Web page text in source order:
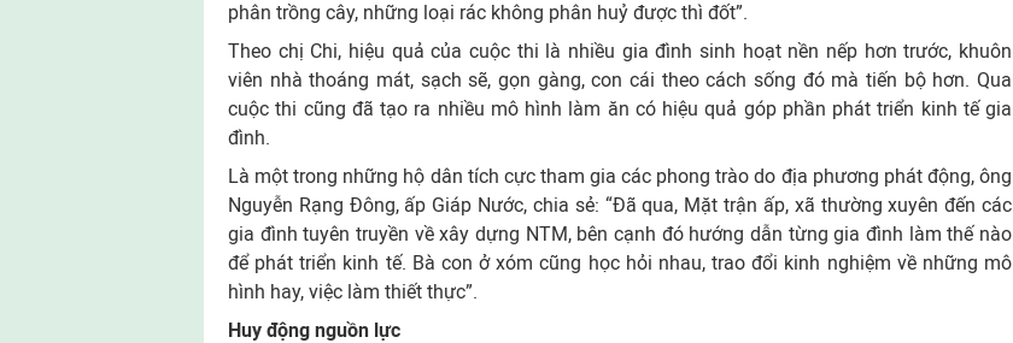
phân trồng cây, những loại rác không phân huỷ được thì đốt”.
Theo chị Chi, hiệu quả của cuộc thi là nhiều gia đình sinh hoạt nền nếp hơn trước, khuôn
viên nhà thoáng mát, sạch sẽ, gọn gàng, con cái theo cách sống đó mà tiến bộ hơn. Qua
cuộc thi cũng đã tạo ra nhiều mô hình làm ăn có hiệu quả góp phần phát triển kinh tế gia
đình.
Là một trong những hộ dân tích cực tham gia các phong trào do địa phương phát động, ông
Nguyễn Rạng Ðông, ấp Giáp Nước, chia sẻ: “Ðã qua, Mặt trận ấp, xã thường xuyên đến các
gia đình tuyên truyền về xây dựng NTM, bên cạnh đó hướng dẫn từng gia đình làm thế nào
để phát triển kinh tế. Bà con ở xóm cũng học hỏi nhau, trao đổi kinh nghiệm về những mô
hình hay, việc làm thiết thực”.
Huy động nguồn lực